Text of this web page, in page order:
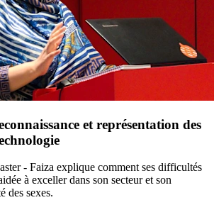
et représentation des
- Faiza explique comment ses difficultés
à exceller dans son secteur et son
des sexes.